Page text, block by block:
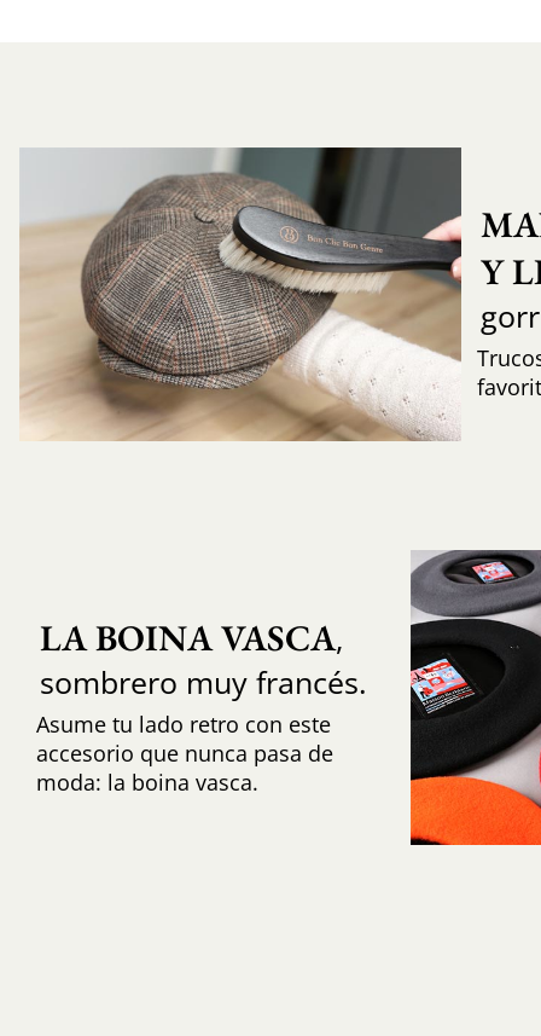
Y
LA BOINA VASCA,
sombrero muy francés.
Asume tu lado retro con este
accesorio que nunca pasa de
moda: la boina vasca.